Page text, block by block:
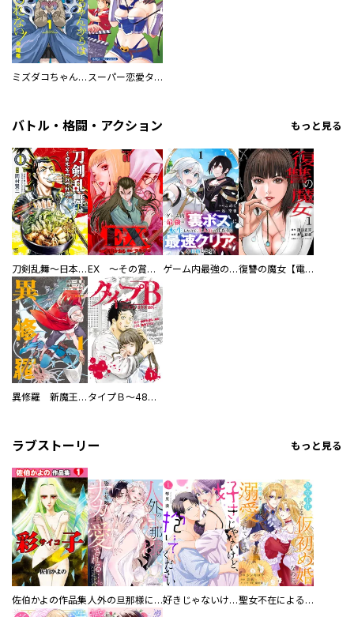
ミズダコちゃんからは逃げられない！ スーパー恋愛タイム！～現場でドＳな彼女は自宅でデレる～
バトル・格闘・アクション もっと見る
刀剣乱舞～日本号つれづれ酒～ EX ～その賞金稼ぎは、世界の出口を探す～【単行本版】 ゲーム内最強の『裏ボス』に転生したので、主人公の代わりに最速クリアを目指します！【電子単行本版】 復讐の魔女【電子単行本版】
異修羅 新魔王戦争 タイプＢ～48時間後、致死率100％～【単話】
ラブストーリー もっと見る
佐伯かよの作品集 人外の旦那様に娶られ毎晩ナカまで愛される…。アンソロジー 好きじゃないけど、抱いてください【電子単行本版／特典おまけ付き】 聖女不在による仮初め婚なのに、不器用な王太子に溺愛されています【電子単行本版／特典おまけ付き】